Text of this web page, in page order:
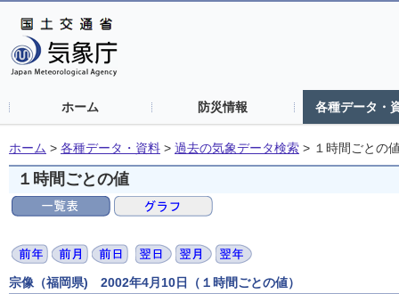
ホーム 防災情報 各種データ・
ホーム > 各種データ・資料 > 過去の気象データ検索 > １時間ごとの
１時間ごとの値
宗像（福岡県) 2002年4月10日（１時間ごとの値）